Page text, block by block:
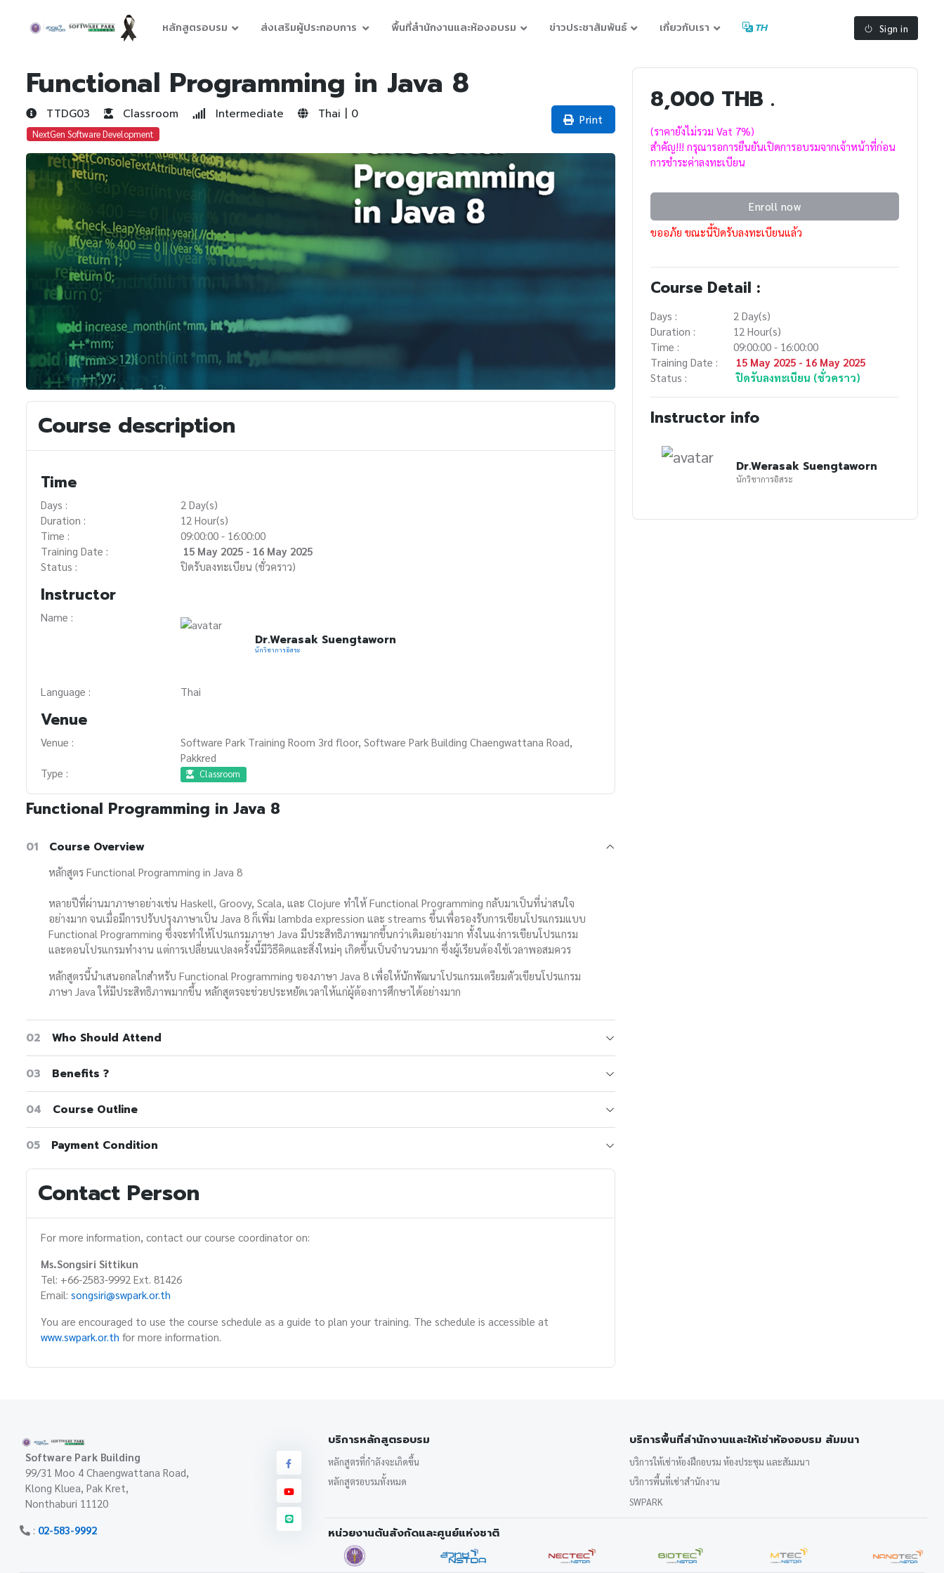
หลักสูตรอบรม ส่งเสริมผู้ประกอบการ พื้นที่สำนักงานและห้องอบรม ข่าวประชาสัมพันธ์ เกี่ยวกับเรา TH Sign in
Functional Programming in Java 8
TTDG03 Classroom Intermediate Thai | 0
NextGen Software Development
Print
Course description
Time
Days :
2 Day(s)
Duration :
12 Hour(s)
Time :
09:00:00 - 16:00:00
Training Date :
15 May 2025 - 16 May 2025
Status :
ปิดรับลงทะเบียน (ชั่วคราว)
Instructor
Name :
Dr.Werasak Suengtaworn
นักวิชาการอิสระ
Language : Thai
Venue
Venue :
Software Park Training Room 3rd floor, Software Park Building Chaengwattana Road,
Pakkred
Type :
Classroom
Functional Programming in Java 8
01 Course Overview
หลักสูตร Functional Programming in Java 8
หลายปีที่ผ่านมาภาษาอย่างเช่น Haskell, Groovy, Scala, และ Clojure ทำให้ Functional Programming กลับมาเป็นที่น่าสนใจ
อย่างมาก จนเมื่อมีการปรับปรุงภาษาเป็น Java 8 ก็เพิ่ม lambda expression และ streams ขึ้นเพื่อรองรับการเขียนโปรแกรมแบบ
Functional Programming ซึ่งจะทำให้โปรแกรมภาษา Java มีประสิทธิภาพมากขึ้นกว่าเดิมอย่างมาก ทั้งในแง่การเขียนโปรแกรม
และตอนโปรแกรมทำงาน แต่การเปลี่ยนแปลงครั้งนี้มีวิธีคิดและสิ่งใหม่ๆ เกิดขึ้นเป็นจำนวนมาก ซึ่งผู้เรียนต้องใช้เวลาพอสมควร
หลักสูตรนี้นำเสนอกลไกสำหรับ Functional Programming ของภาษา Java 8 เพื่อให้นักพัฒนาโปรแกรมเตรียมตัวเขียนโปรแกรม
ภาษา Java ให้มีประสิทธิภาพมากขึ้น หลักสูตรจะช่วยประหยัดเวลาให้แก่ผู้ต้องการศึกษาได้อย่างมาก
02 Who Should Attend
03 Benefits ?
04 Course Outline
05 Payment Condition
Contact Person
For more information, contact our course coordinator on:
Ms.Songsiri Sittikun
Tel: +66-2583-9992 Ext. 81426
Email: songsiri@swpark.or.th
You are encouraged to use the course schedule as a guide to plan your training. The schedule is accessible at
www.swpark.or.th for more information.
8,000 THB .
(ราคายังไม่รวม Vat 7%)
สำคัญ!!! กรุณารอการยืนยันเปิดการอบรมจากเจ้าหน้าที่ก่อน
การชำระค่าลงทะเบียน
Enroll now
ขออภัย ขณะนี้ปิดรับลงทะเบียนแล้ว
Course Detail :
Days :
2 Day(s)
Duration :
12 Hour(s)
Time :
09:00:00 - 16:00:00
Training Date :
15 May 2025 - 16 May 2025
Status :
ปิดรับลงทะเบียน (ชั่วคราว)
Instructor info
Dr.Werasak Suengtaworn
นักวิชาการอิสระ
Software Park Building
99/31 Moo 4 Chaengwattana Road,
Klong Kluea, Pak Kret,
Nonthaburi 11120
: 02-583-9992
บริการหลักสูตรอบรม
หลักสูตรที่กำลังจะเกิดขึ้น
หลักสูตรอบรมทั้งหมด
บริการพื้นที่สำนักงานและให้เช่าห้องอบรม สัมมนา
บริการให้เช่าห้องฝึกอบรม ห้องประชุม และสัมมนา
บริการพื้นที่เช่าสำนักงาน
SWPARK
หน่วยงานต้นสังกัดและศูนย์แห่งชาติ